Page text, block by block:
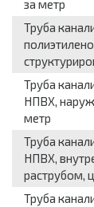
за метр
Труба
Труба
НПВХ,
метр
Труба
НПВХ,
раструбом,
Труба